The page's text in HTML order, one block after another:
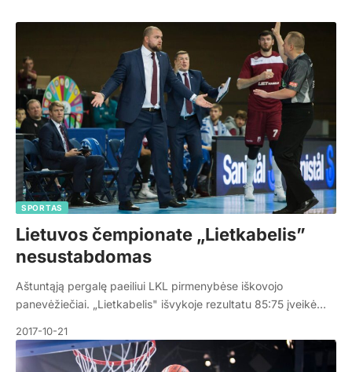
SPORTAS
Lietuvos čempionate „Lietkabelis”
nesustabdomas
Aštuntąją pergalę paeiliui LKL pirmenybėse iškovojo
panevėžiečiai. „Lietkabelis" išvykoje rezultatu 85:75 įveikė…
2017-10-21